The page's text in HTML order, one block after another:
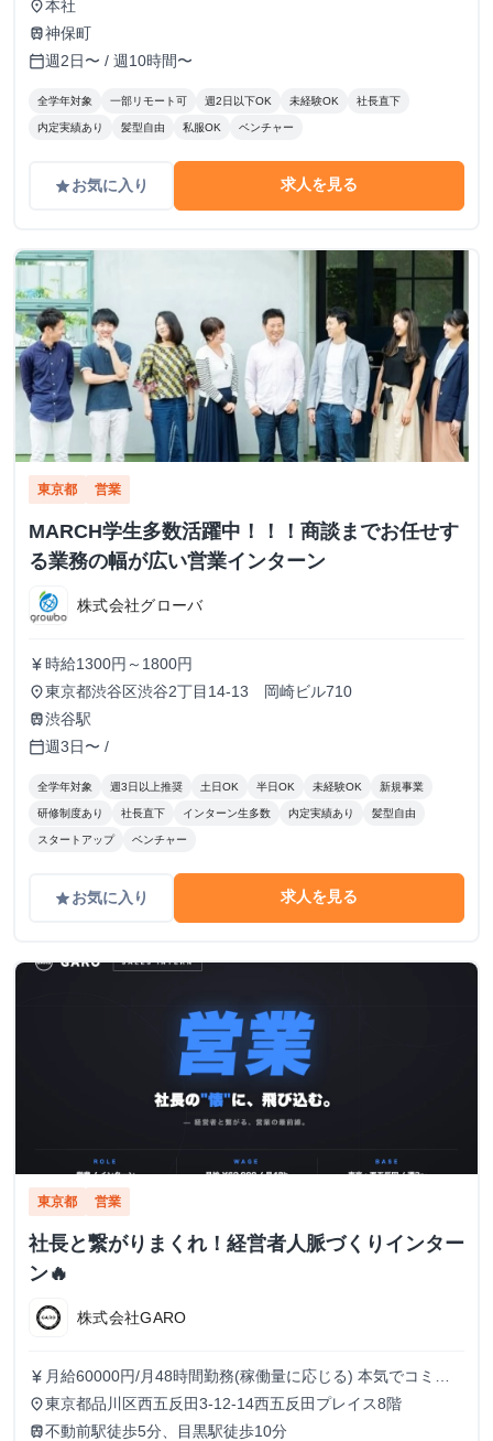
place本社
train神保町
calendar_today週2日〜 / 週10時間〜
全学年対象 一部リモート可 週2日以下OK 未経験OK 社長直下
内定実績あり 髪型自由 私服OK ベンチャー
gradeお気に入り 求人を見る
東京都 営業
MARCH学生多数活躍中！！！商談までお任せす
る業務の幅が広い営業インターン
株式会社グローバ
currency_yen 時給1300円～1800円
place東京都渋谷区渋谷2丁目14-13 岡崎ビル710
train渋谷駅
calendar_today週3日〜 /
全学年対象 週3日以上推奨 土日OK 半日OK 未経験OK 新規事業
研修制度あり 社長直下 インターン生多数 内定実績あり 髪型自由
スタートアップ ベンチャー
gradeお気に入り 求人を見る
東京都 営業
社長と繋がりまくれ！経営者人脈づくりインター
ン🔥
株式会社GARO
currency_yen 月給60000円/月48時間勤務(稼働量に応じる) 本気でコミッ
トすれば、学生でも圧倒的な実績と報酬を得られる環境で
す！
place東京都品川区西五反田3-12-14西五反田プレイス8階
train不動前駅徒歩5分、目黒駅徒歩10分